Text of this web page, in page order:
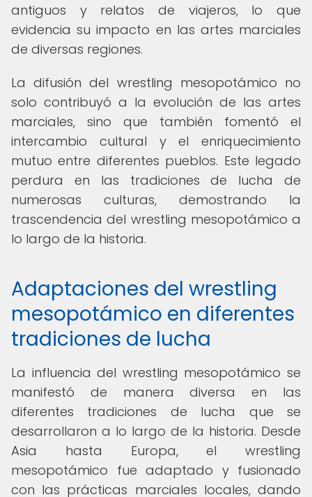
antiguos y relatos de viajeros, lo que
evidencia su impacto en las artes marciales
de diversas regiones.
La difusión del wrestling mesopotámico no
solo contribuyó a la evolución de las artes
marciales, sino que también fomentó el
intercambio cultural y el enriquecimiento
mutuo entre diferentes pueblos. Este legado
perdura en las tradiciones de lucha de
numerosas culturas, demostrando la
trascendencia del wrestling mesopotámico a
lo largo de la historia.
Adaptaciones del wrestling
mesopotámico en diferentes
tradiciones de lucha
La influencia del wrestling mesopotámico se
manifestó de manera diversa en las
diferentes tradiciones de lucha que se
desarrollaron a lo largo de la historia. Desde
Asia hasta Europa, el wrestling
mesopotámico fue adaptado y fusionado
con las prácticas marciales locales, dando